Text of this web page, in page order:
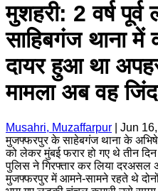
मुशहरी: 2 वर्ष
साहिबगंज थाना
दायर हुआ था
मामला अब वह
Musahri, Muzaffarpur
Jun
मुजफ्फरपुर के साहेबगंज थाना के
को लेकर मुंबई फरार हो गए थे तीन
पुलिस ने गिरफ्तार कर लिया
मुजफ्फरपुर में आमने-सामने रहते थे